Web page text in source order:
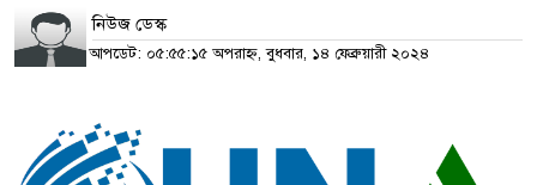
নিউজ ডেস্ক
আপডেট: ০৫:৫৫:১৫ অপরাহ্ন, বুধবার, ১৪ ফেব্রুয়ারী ২০২৪